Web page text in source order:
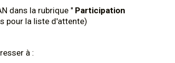
dans la rubrique " Participation
pour la liste d'attente)
à :